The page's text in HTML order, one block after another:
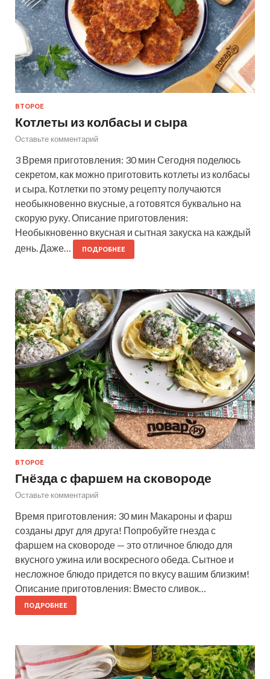
ВТОРОЕ
Котлеты из колбасы и сыра
Оставьте комментарий
3 Время приготовления: 30 мин Сегодня поделюсь
секретом, как можно приготовить котлеты из колбасы
и сыра. Котлетки по этому рецепту получаются
необыкновенно вкусные, а готовятся буквально на
скорую руку. Описание приготовления:
Необыкновенно вкусная и сытная закуска на каждый
день. Даже…
ПОДРОБНЕЕ
ВТОРОЕ
Гнёзда с фаршем на сковороде
Оставьте комментарий
Время приготовления: 30 мин Макароны и фарш
созданы друг для друга! Попробуйте гнезда с
фаршем на сковороде — это отличное блюдо для
вкусного ужина или воскресного обеда. Сытное и
несложное блюдо придется по вкусу вашим близким!
Описание приготовления: Вместо сливок…
ПОДРОБНЕЕ